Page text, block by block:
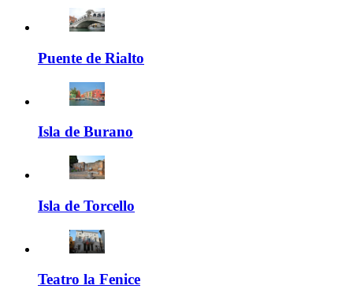
Puente de Rialto
Isla de Burano
Isla de Torcello
Teatro la Fenice